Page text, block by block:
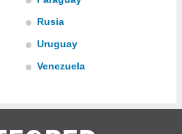
Rusia
Uruguay
Venezuela